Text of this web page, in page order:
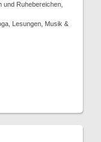
Ruhebereichen,
Lesungen, Musik &